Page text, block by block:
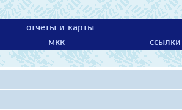
отчеты и карты
мкк ссылки